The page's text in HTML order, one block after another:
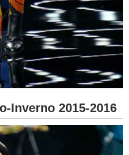
Inverno 2015-2016